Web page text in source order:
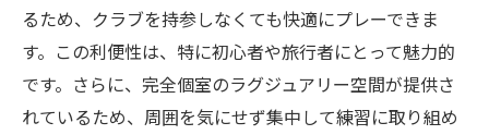
るため、クラブを持参しなくても快適にプレーできま
す。この利便性は、特に初心者や旅行者にとって魅力的
です。さらに、完全個室のラグジュアリー空間が提供さ
れているため、周囲を気にせず集中して練習に取り組め